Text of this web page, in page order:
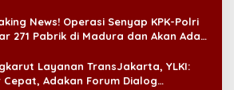
News! Operasi Senyap KPK-Polri
271 Pabrik di Madura dan Akan Ada
Layanan TransJakarta, YLKI:
Cepat, Adakan Forum Dialog